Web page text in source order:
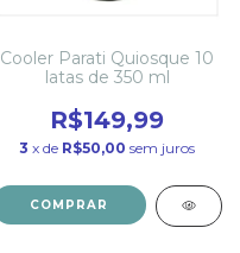
Cooler Parati Quiosque 10
latas de 350 ml
R$149,99
3 x de R$50,00 sem juros